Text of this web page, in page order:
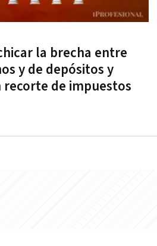
la brecha entre
y de depósitos y
de impuestos